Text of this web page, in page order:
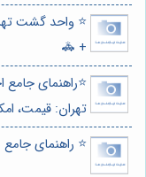
⭐️ واحد گشت
+ 🚓
تهران: قیمت،
⭐️ راهنمای